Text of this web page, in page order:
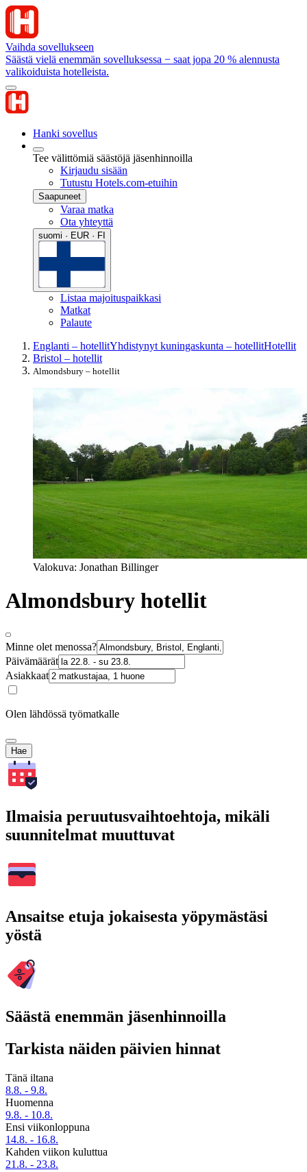
Vaihda sovellukseen
Säästä vielä enemmän sovelluksessa − saat jopa 20 % alennusta
valikoiduista hotelleista.
Hanki sovellus
Tee välittömiä säästöjä jäsenhinnoilla
Kirjaudu sisään
Tutustu Hotels.com-etuihin
Saapuneet
Varaa matka
Ota yhteyttä
suomi · EUR · FI
Listaa majoituspaikkasi
Matkat
Palaute
Englanti – hotellitYhdistynyt kuningaskunta – hotellitHotellit
Bristol – hotellit
Almondsbury – hotellit
Valokuva: Jonathan Billinger
Almondsbury hotellit
Minne olet menossa?
Päivämäärät
Asiakkaat
Olen lähdössä työmatkalle
Hae
Ilmaisia peruutusvaihtoehtoja, mikäli
suunnitelmat muuttuvat
Ansaitse etuja jokaisesta yöpymästäsi
yöstä
Säästä enemmän jäsenhinnoilla
Tarkista näiden päivien hinnat
Tänä iltana
8.8. - 9.8.
Huomenna
9.8. - 10.8.
Ensi viikonloppuna
14.8. - 16.8.
Kahden viikon kuluttua
21.8. - 23.8.